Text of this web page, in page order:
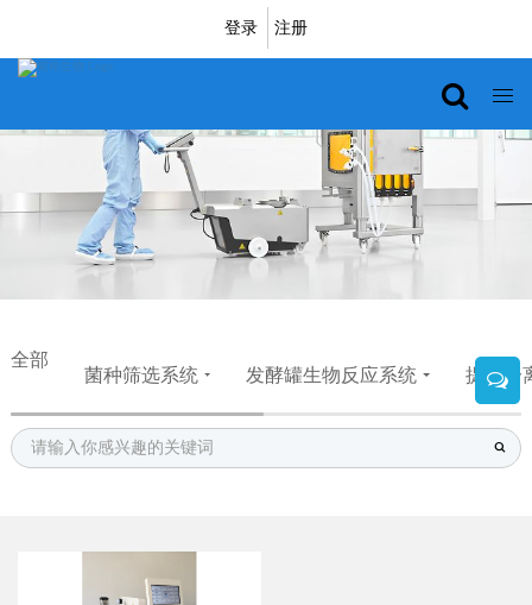
登录 注册
全部
菌种筛选系统 发酵罐生物反应系统 提取分